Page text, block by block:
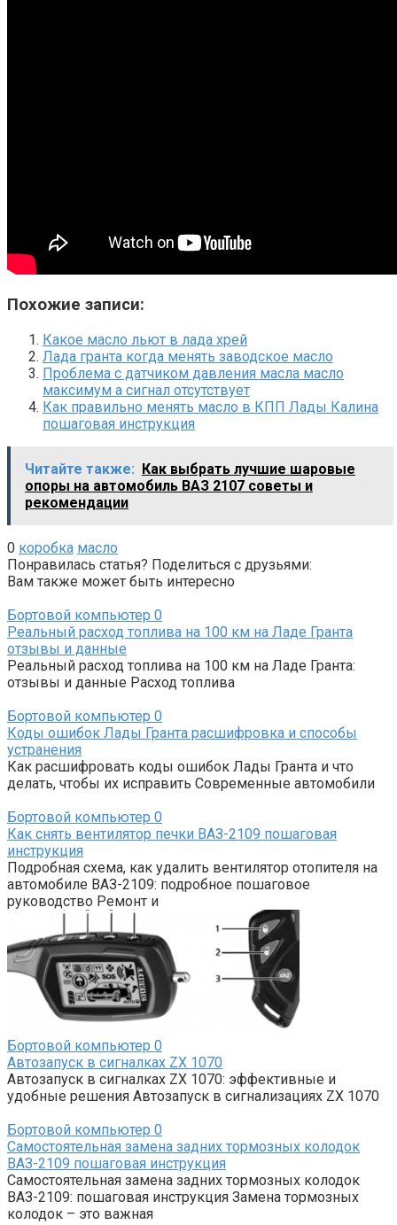
Похожие записи:
Какое масло льют в лада хрей
Лада гранта когда менять заводское масло
Проблема с датчиком давления масла масло
максимум а сигнал отсутствует
Как правильно менять масло в КПП Лады Калина
пошаговая инструкция
Читайте также: Как выбрать лучшие шаровые
опоры на автомобиль ВАЗ 2107 советы и
рекомендации
0 коробка масло
Понравилась статья? Поделиться с друзьями:
Вам также может быть интересно
Бортовой компьютер 0
Реальный расход топлива на 100 км на Ладе Гранта
отзывы и данные
Реальный расход топлива на 100 км на Ладе Гранта:
отзывы и данные Расход топлива
Бортовой компьютер 0
Коды ошибок Лады Гранта расшифровка и способы
устранения
Как расшифровать коды ошибок Лады Гранта и что
делать, чтобы их исправить Современные автомобили
Бортовой компьютер 0
Как снять вентилятор печки ВАЗ-2109 пошаговая
инструкция
Подробная схема, как удалить вентилятор отопителя на
автомобиле ВАЗ-2109: подробное пошаговое
руководство Ремонт и
Бортовой компьютер 0
Автозапуск в сигналках ZX 1070
Автозапуск в сигналках ZX 1070: эффективные и
удобные решения Автозапуск в сигнализациях ZX 1070
Бортовой компьютер 0
Самостоятельная замена задних тормозных колодок
ВАЗ-2109 пошаговая инструкция
Самостоятельная замена задних тормозных колодок
ВАЗ-2109: пошаговая инструкция Замена тормозных
колодок – это важная